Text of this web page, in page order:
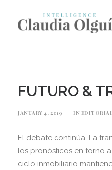
FUTURO &
JANUARY 4, 2019 | IN EDITORIAL
El debate continúa. La
los pronósticos en torno
ciclo inmobiliario